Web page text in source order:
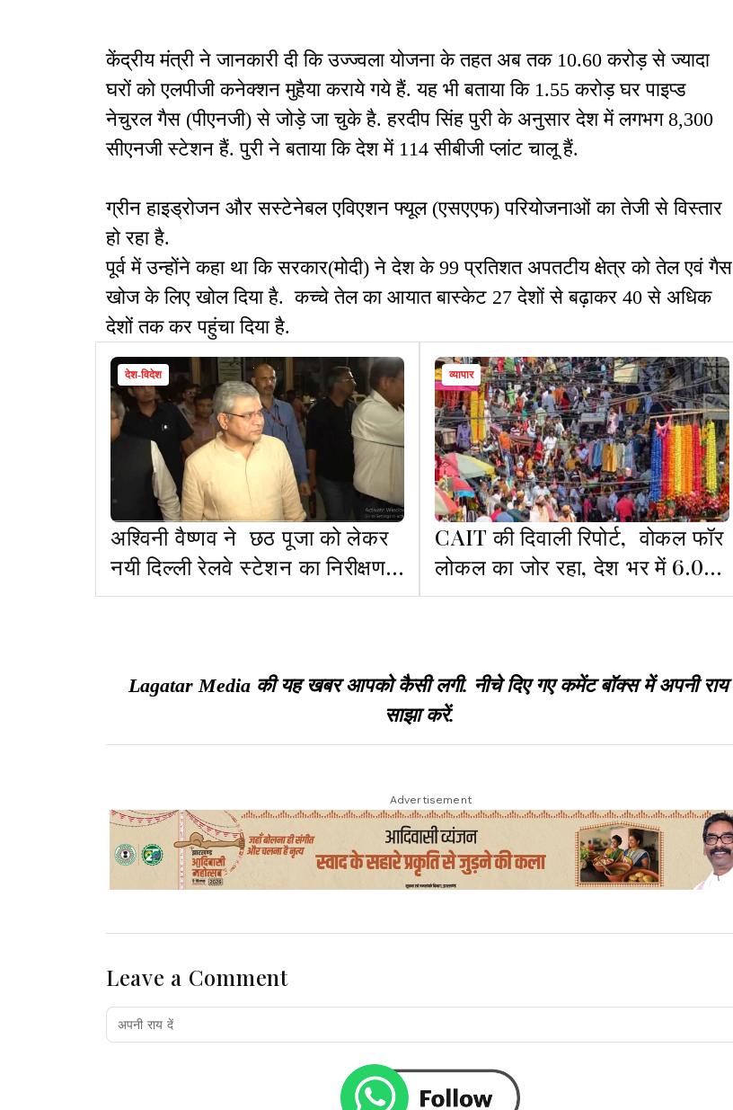
केंद्रीय मंत्री ने जानकारी दी कि उज्ज्वला योजना के तहत अब तक 10.60 करोड़ से ज्यादा
घरों को एलपीजी कनेक्शन मुहैया कराये गये हैं. यह भी बताया कि 1.55 करोड़ घर पाइप्ड
नेचुरल गैस (पीएनजी) से जोड़े जा चुके है. हरदीप सिंह पुरी के अनुसार देश में लगभग 8,300
सीएनजी स्टेशन हैं. पुरी ने बताया कि देश में 114 सीबीजी प्लांट चालू हैं.
ग्रीन हाइड्रोजन और सस्टेनेबल एविएशन फ्यूल (एसएएफ) परियोजनाओं का तेजी से विस्तार
हो रहा है.
पूर्व में उन्होंने कहा था कि सरकार(मोदी) ने देश के 99 प्रतिशत अपतटीय क्षेत्र को तेल एवं गैस
खोज के लिए खोल दिया है. कच्चे तेल का आयात बास्केट 27 देशों से बढ़ाकर 40 से अधिक
देशों तक कर पहुंचा दिया है.
देश-विदेश
अश्विनी वैष्णव ने छठ पूजा को लेकर
नयी दिल्ली रेलवे स्टेशन का निरीक्षण
किया, यात्रियों से बात की
व्यापार
CAIT की दिवाली रिपोर्ट, वोकल फॉर
लोकल का जोर रहा, देश भर में 6.05
लाख करोड़ का रिकॉर्ड बिजनेस
Lagatar Media की यह खबर आपको कैसी लगी. नीचे दिए गए कमेंट बॉक्स में अपनी राय
साझा करें.
Advertisement
Leave a Comment